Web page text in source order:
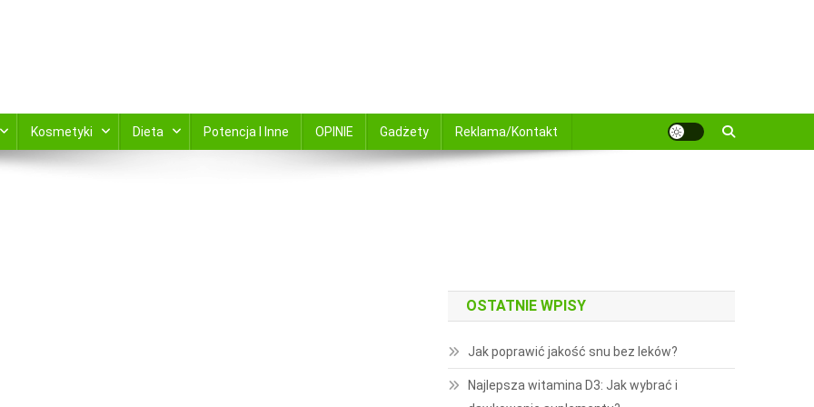
Kosmetyki Dieta Potencja I Inne OPINIE Gadżety Reklama/Kontakt
OSTATNIE WPISY
Jak poprawić jakość snu bez leków?
Najlepsza witamina D3: Jak wybrać i